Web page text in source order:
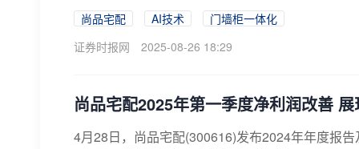
尚品宅配 AI技术
门墙柜一体化
证券时报网
2025-08-26 18:29
尚品宅配2025年第一季度净利润改善
4月28日，尚品宅配(300616)发布2024年年度报